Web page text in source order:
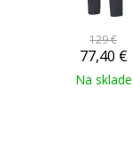
129 €
77,40 €
Na sklade